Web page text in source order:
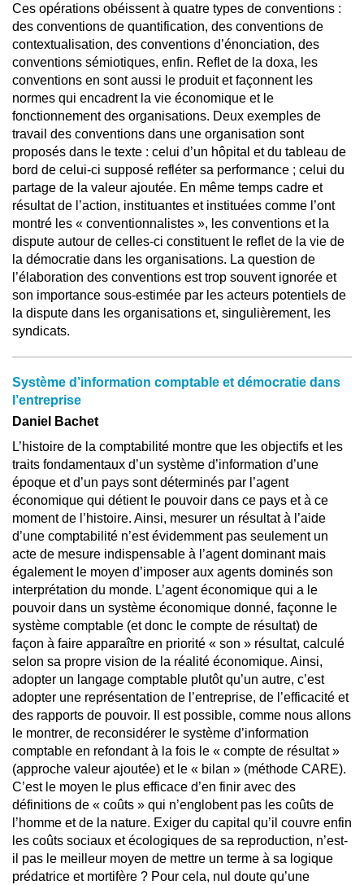
Ces opérations obéissent à quatre types de conventions :
des conventions de quantification, des conventions de
contextualisation, des conventions d’énonciation, des
conventions sémiotiques, enfin. Reflet de la doxa, les
conventions en sont aussi le produit et façonnent les
normes qui encadrent la vie économique et le
fonctionnement des organisations. Deux exemples de
travail des conventions dans une organisation sont
proposés dans le texte : celui d’un hôpital et du tableau de
bord de celui-ci supposé refléter sa performance ; celui du
partage de la valeur ajoutée. En même temps cadre et
résultat de l’action, instituantes et instituées comme l’ont
montré les « conventionnalistes », les conventions et la
dispute autour de celles-ci constituent le reflet de la vie de
la démocratie dans les organisations. La question de
l’élaboration des conventions est trop souvent ignorée et
son importance sous-estimée par les acteurs potentiels de
la dispute dans les organisations et, singulièrement, les
syndicats.
Système d’information comptable et démocratie dans
l’entreprise
Daniel Bachet
L’histoire de la comptabilité montre que les objectifs et les
traits fondamentaux d’un système d’information d’une
époque et d’un pays sont déterminés par l’agent
économique qui détient le pouvoir dans ce pays et à ce
moment de l’histoire. Ainsi, mesurer un résultat à l’aide
d’une comptabilité n’est évidemment pas seulement un
acte de mesure indispensable à l’agent dominant mais
également le moyen d’imposer aux agents dominés son
interprétation du monde. L’agent économique qui a le
pouvoir dans un système économique donné, façonne le
système comptable (et donc le compte de résultat) de
façon à faire apparaître en priorité « son » résultat, calculé
selon sa propre vision de la réalité économique. Ainsi,
adopter un langage comptable plutôt qu’un autre, c’est
adopter une représentation de l’entreprise, de l’efficacité et
des rapports de pouvoir. Il est possible, comme nous allons
le montrer, de reconsidérer le système d’information
comptable en refondant à la fois le « compte de résultat »
(approche valeur ajoutée) et le « bilan » (méthode CARE).
C’est le moyen le plus efficace d’en finir avec des
définitions de « coûts » qui n’englobent pas les coûts de
l’homme et de la nature. Exiger du capital qu’il couvre enfin
les coûts sociaux et écologiques de sa reproduction, n’est-
il pas le meilleur moyen de mettre un terme à sa logique
prédatrice et mortifère ? Pour cela, nul doute qu’une